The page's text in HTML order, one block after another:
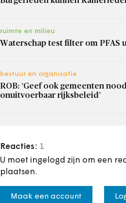
ruimte en milieu
Waterschap test filter om PFAS
bestuur en organisatie
ROB: ‘Geef ook gemeenten
onuitvoerbaar rijksbeleid’
Reacties: 1
U moet ingelogd zijn om een
plaatsen.
Maak een account